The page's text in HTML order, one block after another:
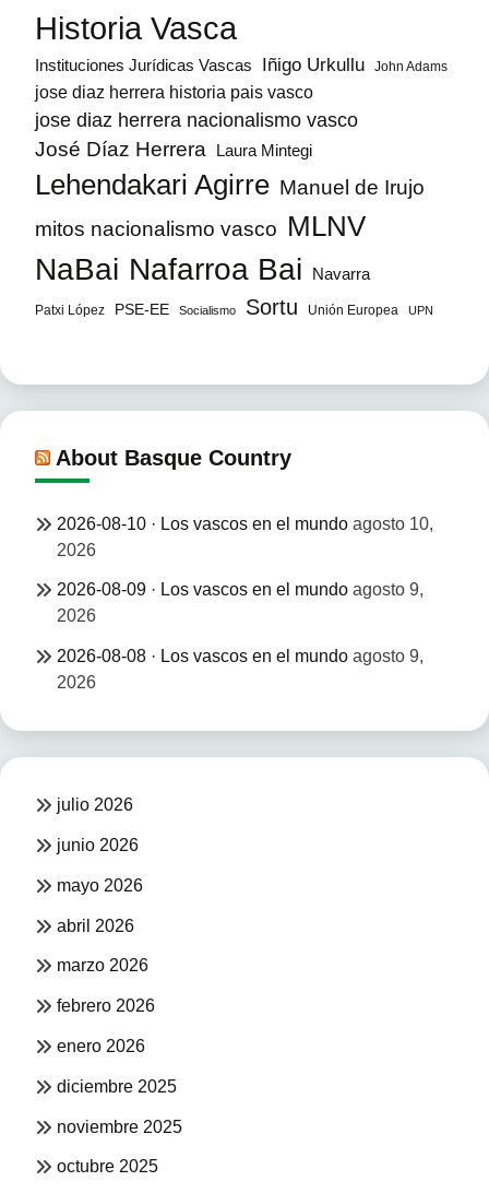
Historia Vasca
Instituciones Jurídicas Vascas Iñigo Urkullu John Adams
jose diaz herrera historia pais vasco
jose diaz herrera nacionalismo vasco
José Díaz Herrera Laura Mintegi
Lehendakari Agirre Manuel de Irujo
mitos nacionalismo vasco MLNV
NaBai Nafarroa Bai Navarra
Patxi López PSE-EE Socialismo Sortu Unión Europea UPN
About Basque Country
2026-08-10 · Los vascos en el mundo agosto 10,
2026
2026-08-09 · Los vascos en el mundo agosto 9,
2026
2026-08-08 · Los vascos en el mundo agosto 9,
2026
julio 2026
junio 2026
mayo 2026
abril 2026
marzo 2026
febrero 2026
enero 2026
diciembre 2025
noviembre 2025
octubre 2025